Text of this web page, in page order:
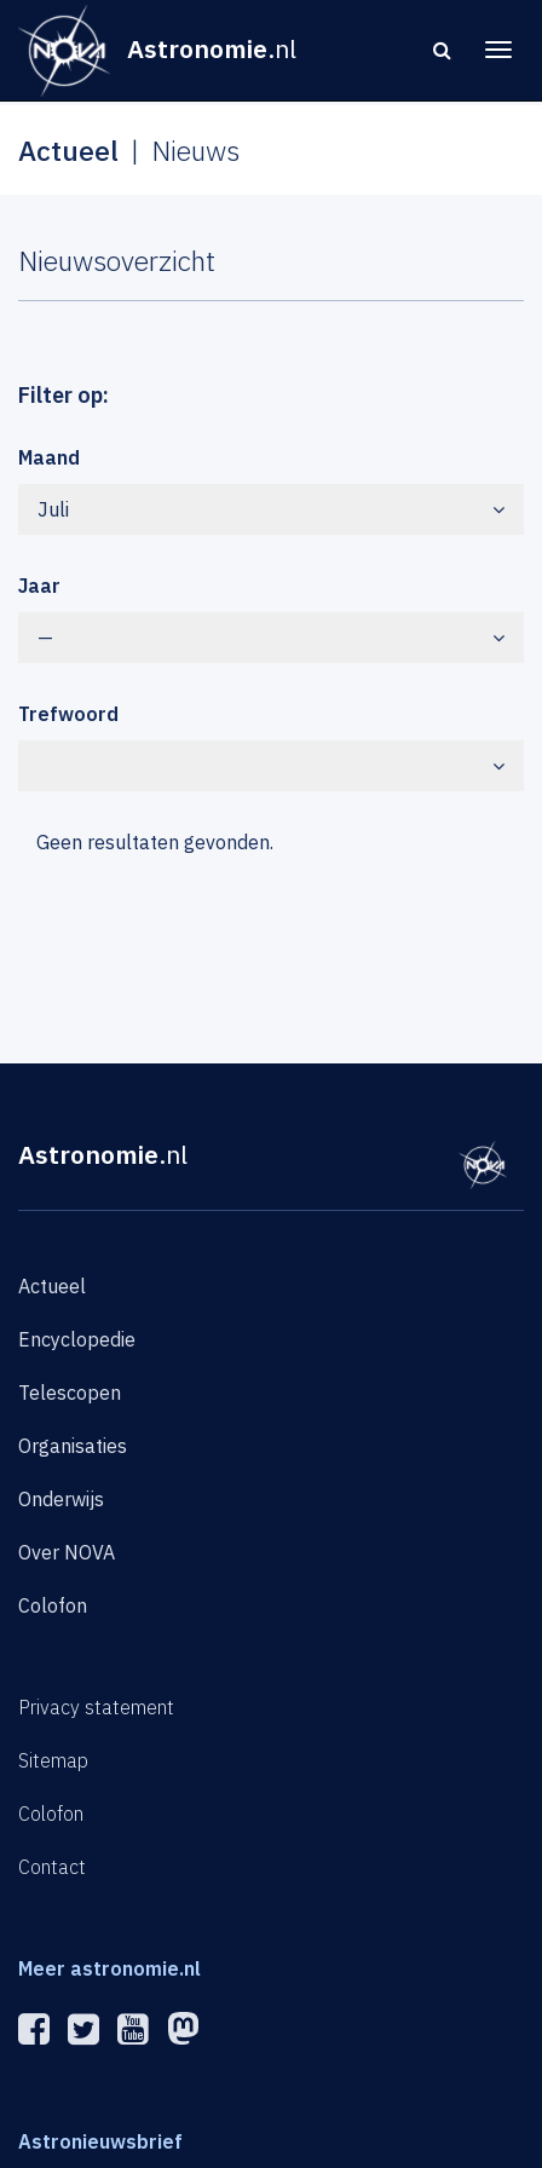
Astronomie.nl
Actueel Nieuws
Nieuwsoverzicht
Filter op:
Maand
Juli
Jaar
—
Trefwoord
Geen resultaten gevonden.
Astronomie.nl
Actueel
Encyclopedie
Telescopen
Organisaties
Onderwijs
Over NOVA
Colofon
Privacy statement
Sitemap
Colofon
Contact
Meer astronomie.nl
Astronieuwsbrief